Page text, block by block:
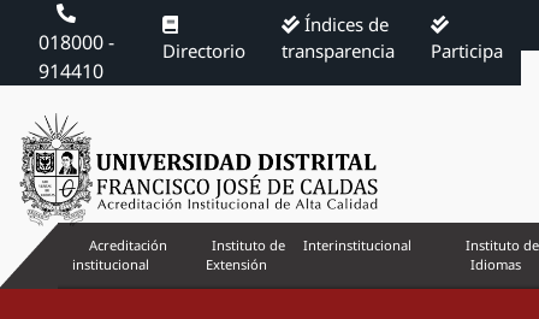
018000 -
914410
Directorio
Índices de
transparencia
Participa
Acreditación
institucional
Instituto de
Extensión
Interinstitucional
Instituto de
Idiomas